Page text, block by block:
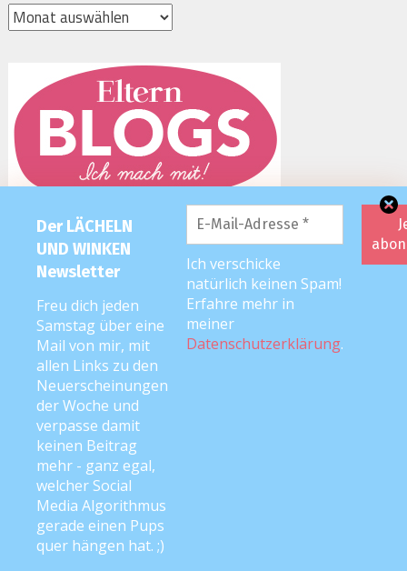
Der LÄCHELN
UND WINKEN
Newsletter
Freu dich jeden
Samstag über eine
Mail von mir, mit
allen Links zu den
Neuerscheinungen
der Woche und
verpasse damit
keinen Beitrag
mehr - ganz egal,
welcher Social
Media Algorithmus
gerade einen Pups
quer hängen hat. ;)
Ich verschicke
natürlich keinen Spam!
Erfahre mehr in
meiner
Datenschutzerklärung.
Archiv
2026 editorial|Editorial Pro by
Copyright © Anke Neckar